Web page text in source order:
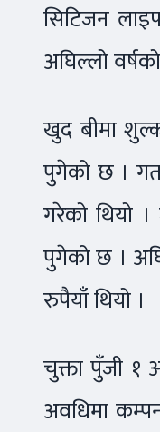
सिटिजन
अघिल्लो
खुद बीमा
पुगेको छ ।
गरेको थियो
पुगेको छ ।
रुपैयाँ थियो ।
चुक्ता पुँजी १
अवधिमा